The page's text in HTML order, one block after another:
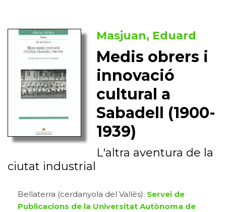
Masjuan, Eduard
Medis obrers i
innovació
cultural a
Sabadell (1900-
1939)
L'altra aventura de la
ciutat industrial
Bellaterra (cerdanyola del Vallès): Servei de
Publicacions de la Universitat Autònoma de